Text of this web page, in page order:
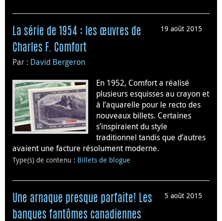
19 août 2015
La série de 1954 : les œuvres de
Charles F. Comfort
Par : David Bergeron
En 1952, Comfort a réalisé
plusieurs esquisses au crayon et
à l’aquarelle pour le recto des
nouveaux billets. Certaines
s’inspiraient du style
traditionnel tandis que d’autres
avaient une facture résolument moderne.
Type(s) de contenu : Billets de blogue
5 août 2015
Une arnaque presque parfaite! Les
banques fantômes canadiennes